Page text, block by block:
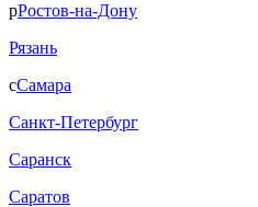
рРостов-на-Дону
Рязань
сСамара
Санкт-Петербург
Саранск
Саратов